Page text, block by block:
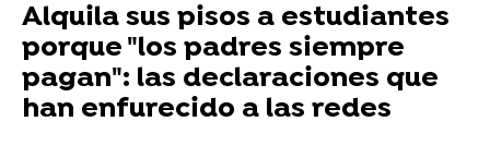
Alquila sus pisos a estudiantes
porque "los padres siempre
pagan": las declaraciones que
han enfurecido a las redes